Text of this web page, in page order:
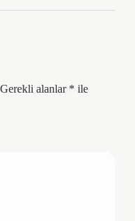
Gerekli alanlar * ile